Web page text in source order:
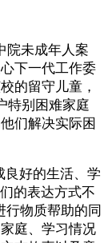
院未成年人案
下一代工作委
的留守儿童，
特别困难家庭
们解决实际困
良好的生活、学
的表达方式不
行物质帮助的同
庭、学习情况